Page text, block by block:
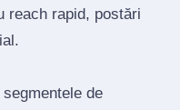
reach rapid, postări
de